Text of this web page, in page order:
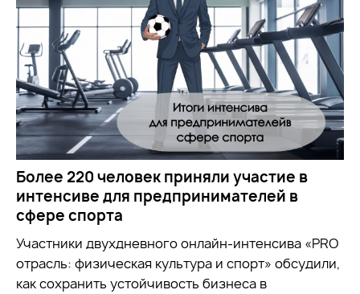
Более 220 человек приняли участие в
интенсиве для предпринимателей в
сфере спорта
Участники двухдневного онлайн-интенсива «PRO
отрасль: физическая культура и спорт» обсудили,
как сохранить устойчивость бизнеса в